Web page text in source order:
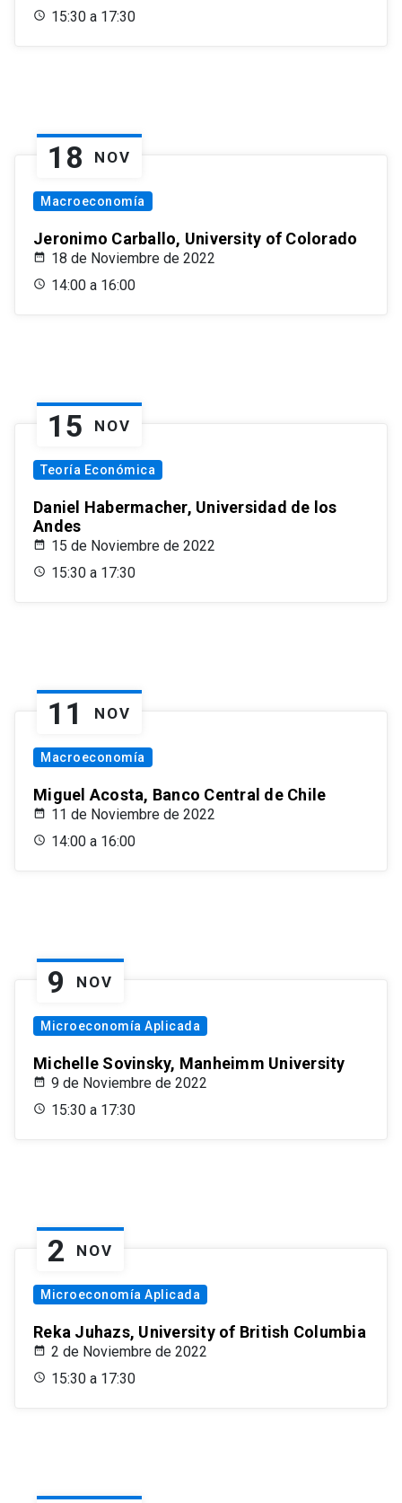
15:30 a 17:30
18 NOV
Macroeconomía
Jeronimo Carballo, University of Colorado
18 de Noviembre de 2022
14:00 a 16:00
15 NOV
Teoría Económica
Daniel Habermacher, Universidad de los
Andes
15 de Noviembre de 2022
15:30 a 17:30
11 NOV
Macroeconomía
Miguel Acosta, Banco Central de Chile
11 de Noviembre de 2022
14:00 a 16:00
9 NOV
Microeconomía Aplicada
Michelle Sovinsky, Manheimm University
9 de Noviembre de 2022
15:30 a 17:30
2 NOV
Microeconomía Aplicada
Reka Juhazs, University of British Columbia
2 de Noviembre de 2022
15:30 a 17:30